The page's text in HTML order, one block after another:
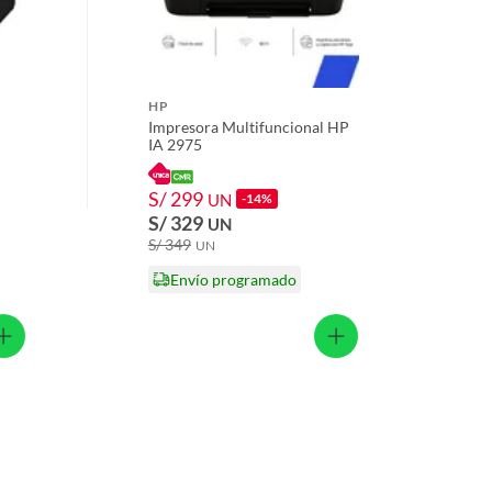
HP
Impresora Multifuncional HP
IA 2975
S/ 299 UN -14%
S/ 329 UN
S/ 349 UN
Envío programado